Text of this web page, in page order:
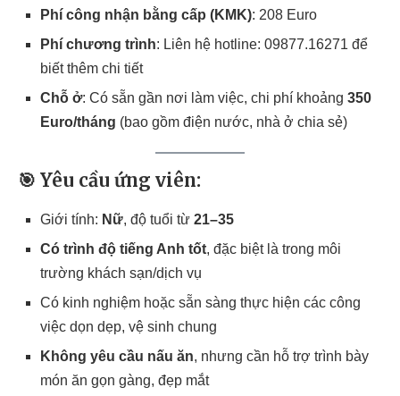
Phí công nhận bằng cấp (KMK): 208 Euro
Phí chương trình: Liên hệ hotline: 09877.16271 để
biết thêm chi tiết
Chỗ ở: Có sẵn gần nơi làm việc, chi phí khoảng 350
Euro/tháng (bao gồm điện nước, nhà ở chia sẻ)
🎯 Yêu cầu ứng viên:
Giới tính: Nữ, độ tuổi từ 21–35
Có trình độ tiếng Anh tốt, đặc biệt là trong môi
trường khách sạn/dịch vụ
Có kinh nghiệm hoặc sẵn sàng thực hiện các công
việc dọn dẹp, vệ sinh chung
Không yêu cầu nấu ăn, nhưng cần hỗ trợ trình bày
món ăn gọn gàng, đẹp mắt